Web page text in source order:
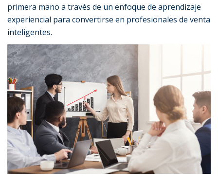
primera mano a través de un enfoque de aprendizaje
experiencial para convertirse en profesionales de venta
inteligentes.